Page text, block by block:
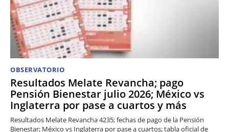
OBSERVATORIO
Resultados Melate Revancha; pago
Pensión Bienestar julio 2026; México vs
Inglaterra por pase a cuartos y más
Resultados Melate Revancha 4235; fechas de pago de la Pensión
Bienestar; México vs Inglaterra por pase a cuartos; tabla oficial de